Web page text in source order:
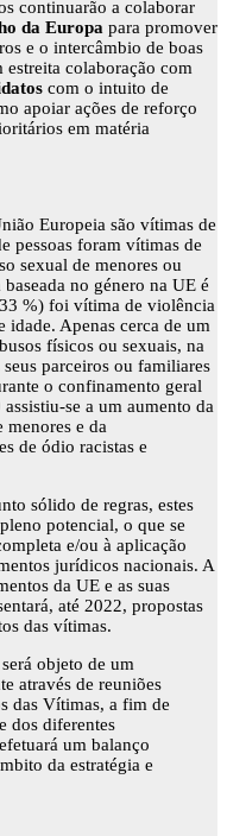
continuarão a colaborar
da Europa para promover
e o intercâmbio de boas
colaboração com
com o intuito de
apoiar ações de reforço
em matéria
Europeia são vítimas de
pessoas foram vítimas de
sexual de menores ou
no género na UE é
%) foi vítima de violência
idade. Apenas cerca de um
físicos ou sexuais, na
parceiros ou familiares
o confinamento geral
se a um aumento da
e da
de ódio racistas e
sólido de regras, estes
potencial, o que se
e/ou à aplicação
jurídicos nacionais. A
da UE e as suas
até 2022, propostas
das vítimas.
objeto de um
através de reuniões
das Vítimas, a fim de
dos diferentes
um balanço
da estratégia e